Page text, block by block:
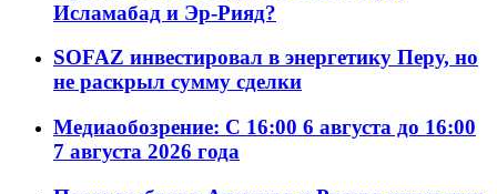
Исламабад и Эр-Рияд?
SOFAZ инвестировал в энергетику Перу, но
не раскрыл сумму сделки
Медиаобозрение: С 16:00 6 августа до 16:00
7 августа 2026 года